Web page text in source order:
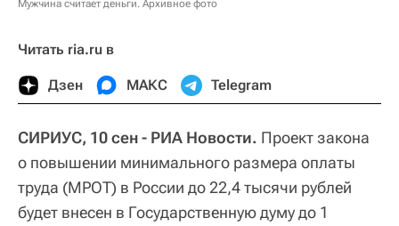
Мужчина считает деньги. Архивное фото
Читать ria.ru в
Дзен МАКС Telegram
СИРИУС, 10 сен - РИА Новости. Проект закона
о повышении минимального размера оплаты
труда (МРОТ) в России до 22,4 тысячи рублей
будет внесен в Государственную думу до 1